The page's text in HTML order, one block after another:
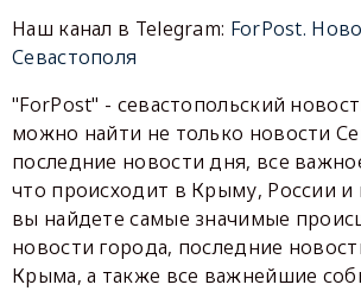
Наш канал в Telegram: ForPost.
Севастополя
"ForPost" - севастопольский
можно найти не только новости
последние новости дня, все
что происходит в Крыму, России и
вы найдете самые значимые
новости города, последние
Крыма, а также все важнейшие